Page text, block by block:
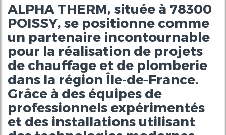
ALPHA THERM, située à 78300
POISSY, se positionne comme
un partenaire incontournable
pour la réalisation de projets
de chauffage et de plomberie
dans la région Île-de-France.
Grâce à des équipes de
professionnels expérimentés
et des installations utilisant